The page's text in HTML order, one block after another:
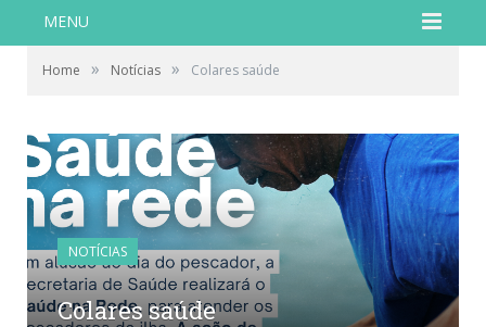
MENU
Home » Notícias » Colares saúde
NOTÍCIAS
Colares saúde